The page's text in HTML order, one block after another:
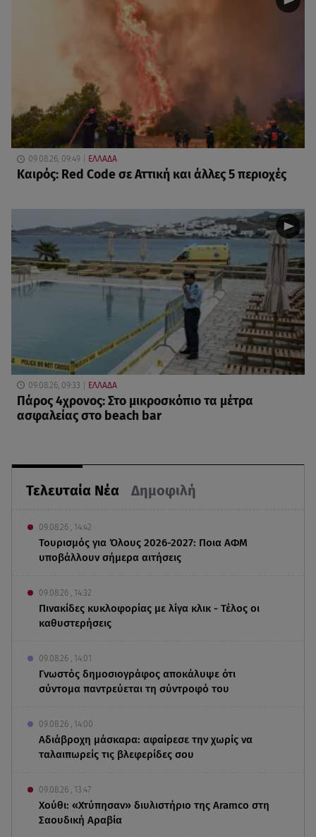
Τελευταία Νέα Δημοφιλή
09.08.26 , 14:42
Τουρισμός για Όλους 2026-2027: Ποια ΑΦΜ
υποβάλλουν σήμερα αιτήσεις
09.08.26 , 14:32
Πινακίδες κυκλοφορίας με λίγα κλικ - Τέλος οι
καθυστερήσεις
09.08.26 , 14:01
Γνωστός δημοσιογράφος αποκάλυψε ότι
σύντομα παντρεύεται τη σύντροφό του
09.08.26 , 14:00
Αδιάβροχη μάσκαρα: αφαίρεσε την χωρίς να
ταλαιπωρείς τις βλεφερίδες σου
09.08.26 , 13:47
Χούθι: «Χτύπησαν» διυλιστήριο της Aramco στη
Σαουδική Αραβία
09.08.26, 09:49 ΕΛΛΑΔΑ
Καιρός: Red Code σε Αττική και άλλες 5 περιοχές
09.08.26, 09:33 ΕΛΛΑΔΑ
Πάρος 4χρονος: Στο μικροσκόπιο τα μέτρα
ασφαλείας στο beach bar